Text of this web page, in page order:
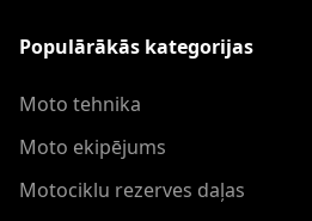
Populārākās kategorijas
Moto tehnika
Moto ekipējums
Motociklu rezerves daļas